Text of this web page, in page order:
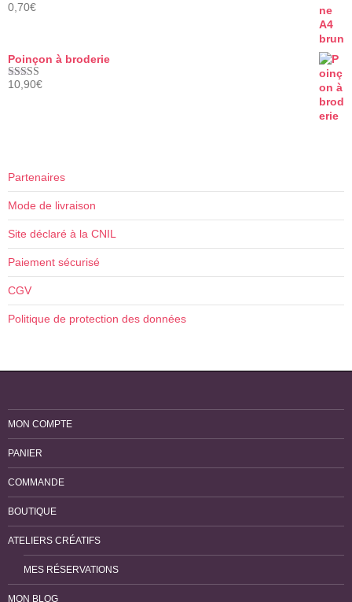
Note5.00
0,70€
Poinçon à broderie
Note5.00
10,90€
Partenaires
Mode de livraison
Site déclaré à la CNIL
Paiement sécurisé
CGV
Politique de protection des données
MON COMPTE
PANIER
COMMANDE
BOUTIQUE
ATELIERS CRÉATIFS
MES RÉSERVATIONS
MON BLOG